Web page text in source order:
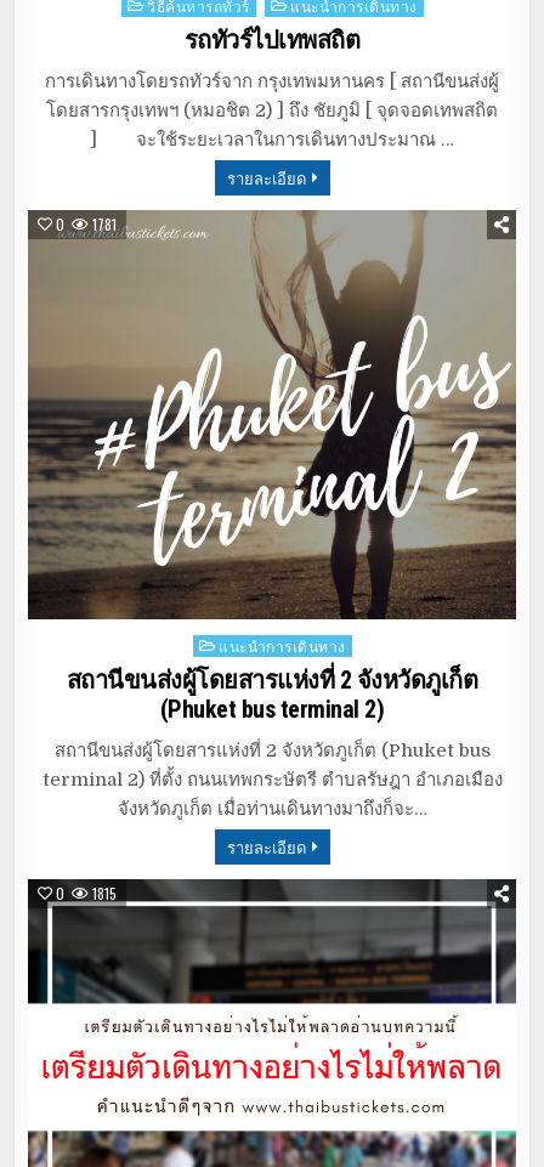
Posted
วิธีค้นหารถทัวร์ แนะนำการเดินทาง
รถทัวร์ไปเทพสถิต
การเดินทางโดยรถทัวร์จาก กรุงเทพมหานคร [ สถานีขนส่งผู้
โดยสารกรุงเทพฯ (หมอชิต 2) ] ถึง ชัยภูมิ [ จุดจอดเทพสถิต
] จะใช้ระยะเวลาในการเดินทางประมาณ …
รายละเอียด
0 1781
Posted
in
แนะนำการเดินทาง
สถานีขนส่งผู้โดยสารแห่งที่ 2 จังหวัดภูเก็ต
(Phuket bus terminal 2)
สถานีขนส่งผู้โดยสารแห่งที่ 2 จังหวัดภูเก็ต (Phuket bus
terminal 2) ที่ตั้ง ถนนเทพกระษัตรี ตำบลรัษฎา อำเภอเมือง
จังหวัดภูเก็ต เมื่อท่านเดินทางมาถึงก็จะ…
รายละเอียด
0 1815